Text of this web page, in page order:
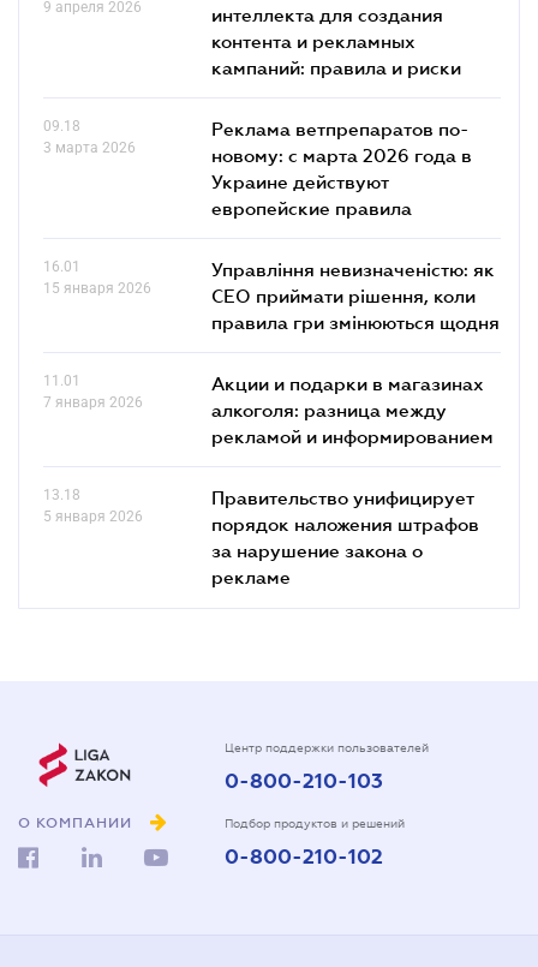
9 апреля 2026
интеллекта для создания
контента и рекламных
кампаний: правила и риски
09.18
3 марта 2026
Реклама ветпрепаратов по-
новому: с марта 2026 года в
Украине действуют
европейские правила
16.01
15 января 2026
Управління невизначеністю: як
СЕО приймати рішення, коли
правила гри змінюються щодня
11.01
7 января 2026
Акции и подарки в магазинах
алкоголя: разница между
рекламой и информированием
13.18
5 января 2026
Правительство унифицирует
порядок наложения штрафов
за нарушение закона о
рекламе
О КОМПАНИИ
Центр поддержки пользователей
0-800-210-103
Подбор продуктов и решений
0-800-210-102